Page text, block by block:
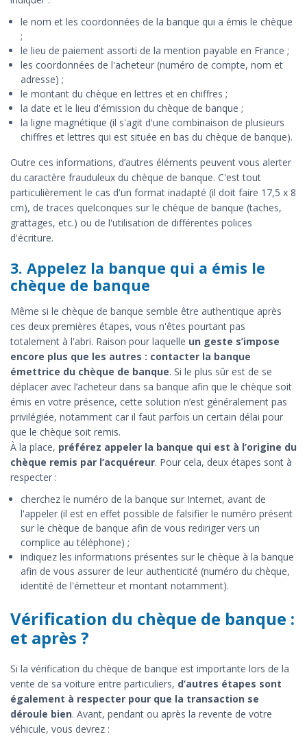
le nom et les coordonnées de la banque qui a émis le chèque
;
le lieu de paiement assorti de la mention payable en France ;
les coordonnées de l'acheteur (numéro de compte, nom et
adresse) ;
le montant du chèque en lettres et en chiffres ;
la date et le lieu d'émission du chèque de banque ;
la ligne magnétique (il s'agit d'une combinaison de plusieurs
chiffres et lettres qui est située en bas du chèque de banque).
Outre ces informations, d’autres éléments peuvent vous alerter
du caractère frauduleux du chèque de banque. C'est tout
particulièrement le cas d'un format inadapté (il doit faire 17,5 x 8
cm), de traces quelconques sur le chèque de banque (taches,
grattages, etc.) ou de l'utilisation de différentes polices
d'écriture.
3. Appelez la banque qui a émis le
chèque de banque
Même si le chèque de banque semble être authentique après
ces deux premières étapes, vous n'êtes pourtant pas
totalement à l'abri. Raison pour laquelle un geste s’impose
encore plus que les autres : contacter la banque
émettrice du chèque de banque. Si le plus sûr est de se
déplacer avec l’acheteur dans sa banque afin que le chèque soit
émis en votre présence, cette solution n’est généralement pas
privilégiée, notamment car il faut parfois un certain délai pour
que le chèque soit remis.
À la place, préférez appeler la banque qui est à l’origine du
chèque remis par l’acquéreur. Pour cela, deux étapes sont à
respecter :
cherchez le numéro de la banque sur Internet, avant de
l'appeler (il est en effet possible de falsifier le numéro présent
sur le chèque de banque afin de vous rediriger vers un
complice au téléphone) ;
indiquez les informations présentes sur le chèque à la banque
afin de vous assurer de leur authenticité (numéro du chèque,
identité de l'émetteur et montant notamment).
Vérification du chèque de banque :
et après ?
Si la vérification du chèque de banque est importante lors de la
vente de sa voiture entre particuliers, d’autres étapes sont
également à respecter pour que la transaction se
déroule bien. Avant, pendant ou après la revente de votre
véhicule, vous devrez :